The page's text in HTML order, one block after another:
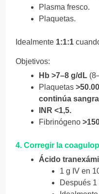
Plasma fresco.
Plaquetas.
Idealmente 1:1:1
Objetivos:
Hb >7–8 g/dL
Plaquetas
continúa
INR <1,5.
Fibrinógeno
4. Corregir la
Ácido
1 g IV en
Después 1